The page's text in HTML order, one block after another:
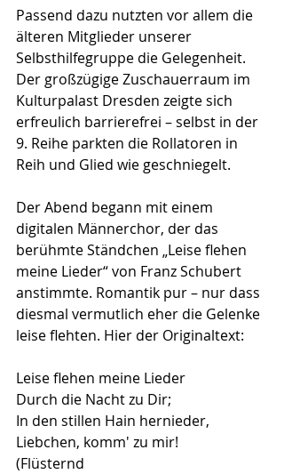
Passend dazu nutzten vor allem die
älteren Mitglieder unserer
Selbsthilfegruppe die Gelegenheit.
Der großzügige Zuschauerraum im
Kulturpalast Dresden zeigte sich
erfreulich barrierefrei – selbst in der
9. Reihe parkten die Rollatoren in
Reih und Glied wie geschniegelt.
Der Abend begann mit einem
digitalen Männerchor, der das
berühmte Ständchen „Leise flehen
meine Lieder“ von Franz Schubert
anstimmte. Romantik pur – nur dass
diesmal vermutlich eher die Gelenke
leise flehten. Hier der Originaltext:
Leise flehen meine Lieder
Durch die Nacht zu Dir;
In den stillen Hain hernieder,
Liebchen, komm' zu mir!
(Flüsternd